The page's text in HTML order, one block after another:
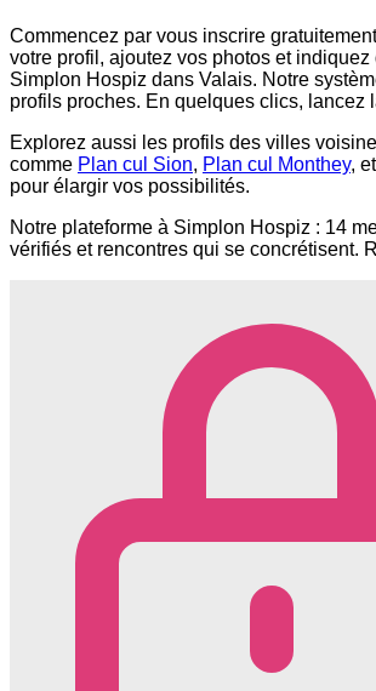
Commencez par vous inscrire
votre profil, ajoutez vos photos et indiquez
Simplon Hospiz dans Valais. Notre
profils proches. En quelques clics, lancez
Explorez aussi les profils des villes
comme Plan cul Sion, Plan cul Monthey, et
pour élargir vos possibilités.
Notre plateforme à Simplon Hospiz : 14
vérifiés et rencontres qui se concrétisent.